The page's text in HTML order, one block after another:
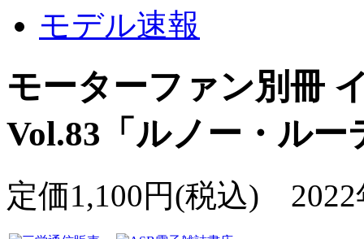
モーターファン別冊
Vol.83「ルノー・ル
定価1,100円(税込) 2022